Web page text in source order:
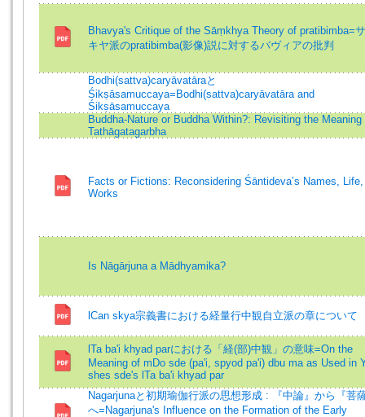
Bhavya's Critique of the Sāṃkhya Theory of pratibimba=
キヤ派のpratibimba(影像)説に対するバヴィアの批判
Bodhi(sattva)caryāvatāraと
Śikṣāsamuccaya=Bodhi(sattva)caryāvatāra and
Śikṣāsamuccaya
Buddha-Nature or Buddha Within?: Revisiting the Meaning
Tathāgatagarbha
Facts or Fictions: Reconsidering Śāntideva’s Names,
Works
Is Nāgārjuna a Mādhyamika?
lCan skya宗義書における経量行中観自立派の章について
lTa ba'i khyad parにおける「経(部)中観」の意味=On the
Meaning of mDo sde (pa'i, spyod pa'i) dbu ma as Used in
shes sde's lTa ba'i khyad par
Nagarjunaと初期瑜伽行派の思想形成 : 『中論』から『菩
へ=Nagarjuna's Influence on the Formation of the Early